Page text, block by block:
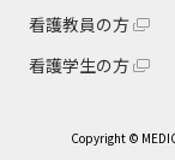
看護教員の方
看護学生の方
Copyright ©